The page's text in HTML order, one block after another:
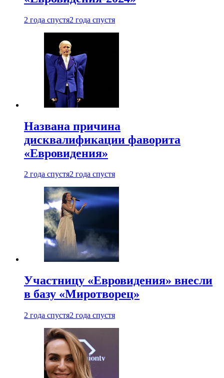
2 года спустя2 года спустя
Названа причина
дисквалификации фаворита
«Евровидения»
2 года спустя2 года спустя
Участницу «Евровидения» внесли
в базу «Миротворец»
2 года спустя2 года спустя